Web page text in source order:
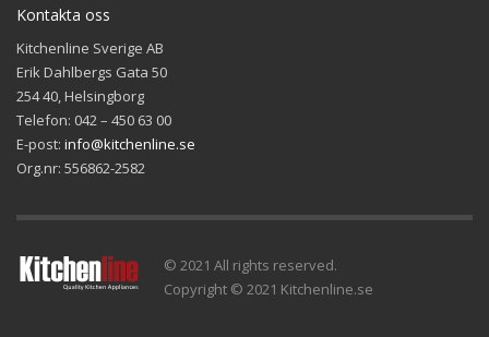
Kontakta oss
Kitchenline Sverige AB
Erik Dahlbergs Gata 50
254 40, Helsingborg
Telefon: 042 – 450 63 00
E-post: info@kitchenline.se
Org.nr: 556862-2582
© 2021 All rights reserved.
Copyright © 2021 Kitchenline.se